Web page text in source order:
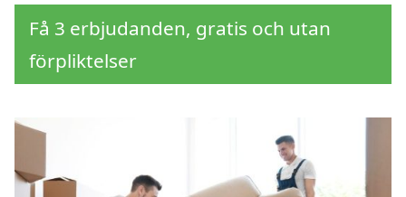
Få 3 erbjudanden, gratis och utan
förpliktelser